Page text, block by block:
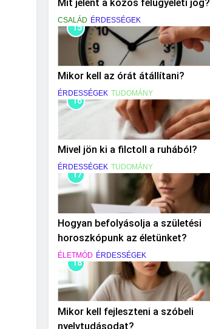
Mit jelent a közös felügyeleti jog?
CSALÁD ÉRDESSÉGEK
15
Mikor kell az órát átállítani?
ÉRDESSÉGEK TUDOMÁNY
16
Mivel jön ki a filctoll a ruhából?
ÉRDESSÉGEK TUDOMÁNY
17
Hogyan befolyásolja a születési
horoszkópunk az életünket?
ÉLETMÓD ÉRDESSÉGEK
18
Mikor kell fejleszteni a szóbeli
nyelvtudásodat?